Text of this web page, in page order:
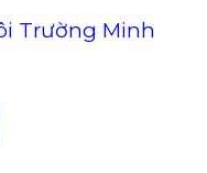
Trường Minh